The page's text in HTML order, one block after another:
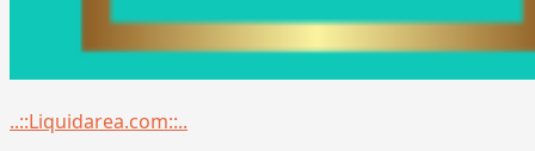
Menu
..::Liquidarea.com::..